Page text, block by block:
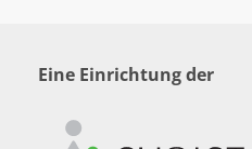
Eine Einrichtung der